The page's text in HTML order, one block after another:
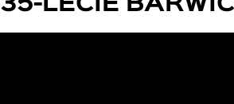
35-LECIE